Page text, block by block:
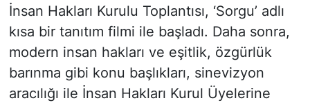
İnsan Hakları Kurulu Toplantısı, ‘Sorgu’ adlı
kısa bir tanıtım filmi ile başladı. Daha sonra,
modern insan hakları ve eşitlik, özgürlük
barınma gibi konu başlıkları, sinevizyon
aracılığı ile İnsan Hakları Kurul Üyelerine